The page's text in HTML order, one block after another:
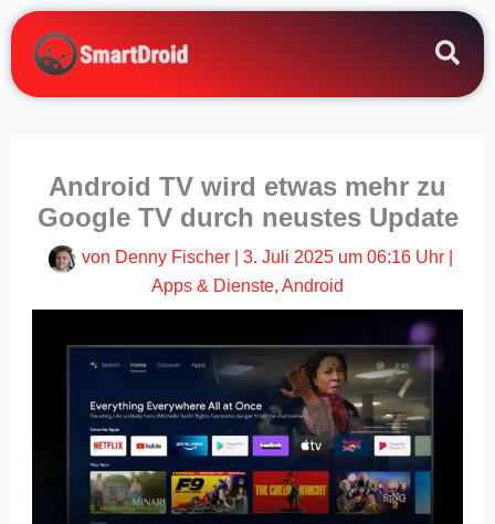
Zum
Inhalt
springen
Android TV wird etwas mehr zu
Google TV durch neustes Update
von Denny Fischer 3. Juli 2025 um 06:16 Uhr|
Apps & Dienste, Android